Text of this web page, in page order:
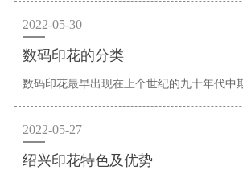
2022-05-30
数码印花的分类
数码印花最早出现在上个世纪的九十年代中
2022-05-27
绍兴印花特色及优势